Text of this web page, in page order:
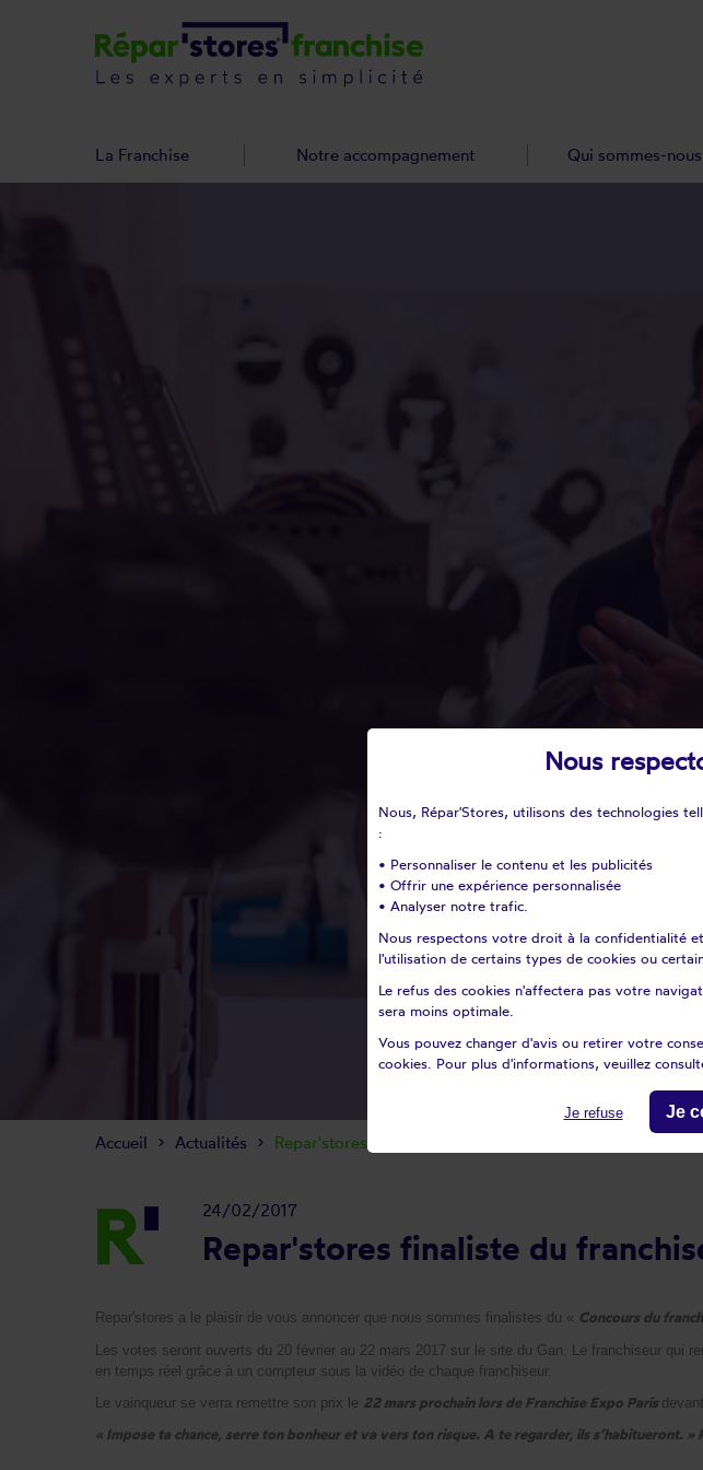
24/02/2017
Repar'stores finaliste du
Repar'stores a le plaisir de vous annoncer que nous sommes finalistes du « Concours du
Les votes seront ouverts du 20 février au 22 mars 2017 sur le site du Gan. Le franchiseur qui
en temps réel grâce à un compteur sous la vidéo de chaque franchiseur.
Le vainqueur se verra remettre son prix le 22 mars prochain lors de Franchise Expo Paris
« Impose ta chance, serre ton bonheur et va vers ton risque. A te regarder, ils s’habitueront. »
Accueil Actualités Repar'stores finaliste du franchiseur le plus audacieux !!!!
La Franchise Notre accompagnement Qui sommes-nous
Nous
Nous, Répar'Stores, utilisons des technologies
:
• Personnaliser le contenu et les publicités
• Offrir une expérience personnalisée
• Analyser notre trafic.
Nous respectons votre droit à la confidentialité
l'utilisation de certains types de cookies ou
Le refus des cookies n'affectera pas votre
sera moins optimale.
Vous pouvez changer d'avis ou retirer votre
cookies. Pour plus d'informations, veuillez
Je refuse Je